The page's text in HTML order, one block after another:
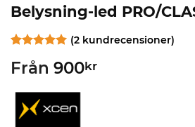
Belysning-led PRO/
av 5
kundrecensioner
(2kundrecensioner)
Från 900kr